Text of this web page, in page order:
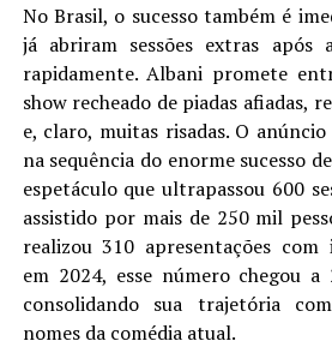
No Brasil, o sucesso também é
já abriram sessões extras após
rapidamente. Albani promete
show recheado de piadas afiadas,
e, claro, muitas risadas. O
na sequência do enorme sucesso
espetáculo que ultrapassou 600
assistido por mais de 250 mil
realizou 310 apresentações com
em 2024, esse número chegou a
consolidando sua trajetória
nomes da comédia atual.